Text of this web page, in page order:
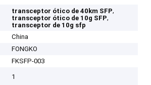
transceptor ótico de 40km SFP,
transceptor ótico de 10g SFP,
transceptor de 10g sfp
China
FONGKO
FKSFP-003
1